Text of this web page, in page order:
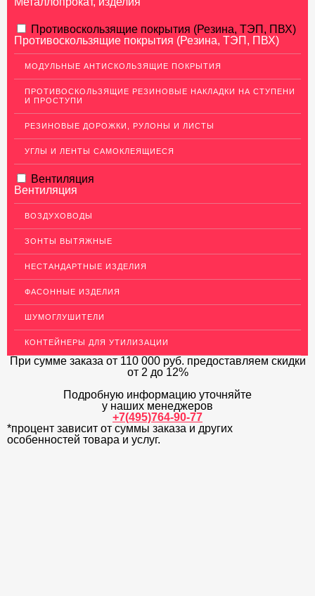
АЛЮМИНИЕВЫЙ ПРОКАТ
НЕРЖАВЕЮЩАЯ СТАЛЬ
Нержавеющие листы
Уголки из нержавеющей стали
Полоса из нержавейки
Нержавеющие трубы
ПВЛ-листы
Сетка из нержавейки
МЕДНЫЙ ПРОКАТ
ЛАТУННЫЙ ПРОКАТ
ДЕКОР НЕРЖАВЕЙКА
ОГРАЖДЕНИЯ ДЛЯ ЛЕСТНИЦ
ЭЛЕКТРОДЫ
МЕТАЛЛИЧЕСКИЕ ПОРОГИ НАПОЛЬНЫЕ (ДЛЯ ПОЛА),
РАСКЛАДКА, ПЛИНТУС
ПОТОЛКИ
Противоскользящие покрытия (Резина, ТЭП, ПВХ)
Противоскользящие покрытия (Резина, ТЭП, ПВХ)
МОДУЛЬНЫЕ АНТИСКОЛЬЗЯЩИЕ ПОКРЫТИЯ
ПРОТИВОСКОЛЬЗЯЩИЕ РЕЗИНОВЫЕ НАКЛАДКИ НА СТУПЕНИ
И ПРОСТУПИ
РЕЗИНОВЫЕ ДОРОЖКИ, РУЛОНЫ И ЛИСТЫ
УГЛЫ И ЛЕНТЫ САМОКЛЕЯЩИЕСЯ
Вентиляция
Вентиляция
ВОЗДУХОВОДЫ
ЗОНТЫ ВЫТЯЖНЫЕ
НЕСТАНДАРТНЫЕ ИЗДЕЛИЯ
ФАСОННЫЕ ИЗДЕЛИЯ
ШУМОГЛУШИТЕЛИ
КОНТЕЙНЕРЫ ДЛЯ УТИЛИЗАЦИИ
При сумме заказа от 110 000 руб. предоставляем скидки
от 2 до 12%
Подробную информацию уточняйте
у наших менеджеров
+7(495)764-90-77
*процент зависит от суммы заказа и других
особенностей товара и услуг.